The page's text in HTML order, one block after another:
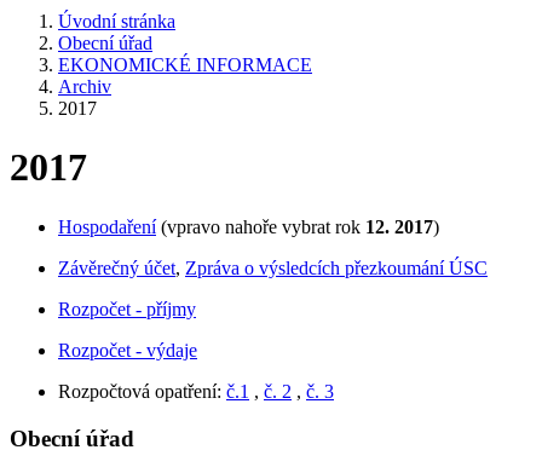
Úvodní stránka
Obecní úřad
EKONOMICKÉ INFORMACE
Archiv
2017
2017
Hospodaření(vpravo nahoře vybrat rok 12. 2017)
Závěrečný účet, Zpráva o výsledcích přezkoumání ÚSC
Rozpočet - příjmy
Rozpočet - výdaje
Rozpočtová opatření: č.1 , č. 2 , č. 3
Obecní úřad